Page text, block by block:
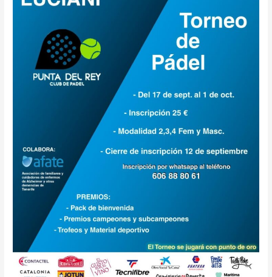
MEMORIAL
LUCIANI